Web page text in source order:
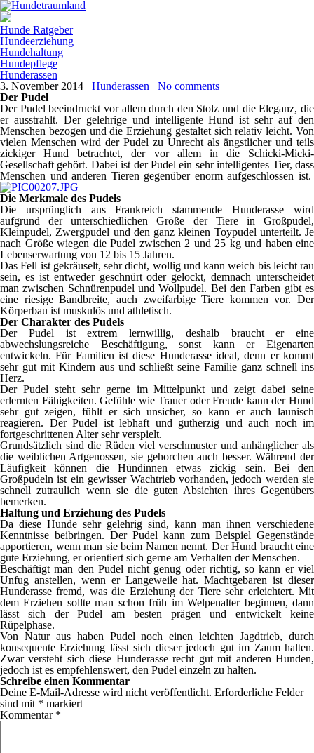
Hunde Ratgeber
Hundeerziehung
Hundehaltung
Hundepflege
Hunderassen
3. November 2014
Hunderassen
No comments
Der Pudel
Der Pudel beeindruckt vor allem durch den Stolz und die Eleganz, die
er ausstrahlt. Der gelehrige und intelligente Hund ist sehr auf den
Menschen bezogen und die Erziehung gestaltet sich relativ leicht. Von
vielen Menschen wird der Pudel zu Unrecht als ängstlicher und teils
zickiger Hund betrachtet, der vor allem in die Schicki-Micki-
Gesellschaft gehört. Dabei ist der Pudel ein sehr intelligentes Tier, dass
Menschen und anderen Tieren gegenüber enorm aufgeschlossen ist.
Die Merkmale des Pudels
Die ursprünglich aus Frankreich stammende Hunderasse wird
aufgrund der unterschiedlichen Größe der Tiere in Großpudel,
Kleinpudel, Zwergpudel und den ganz kleinen Toypudel unterteilt. Je
nach Größe wiegen die Pudel zwischen 2 und 25 kg und haben eine
Lebenserwartung von 12 bis 15 Jahren.
Das Fell ist gekräuselt, sehr dicht, wollig und kann weich bis leicht rau
sein, es ist entweder geschnürt oder gelockt, demnach unterscheidet
man zwischen Schnürenpudel und Wollpudel. Bei den Farben gibt es
eine riesige Bandbreite, auch zweifarbige Tiere kommen vor. Der
Körperbau ist muskulös und athletisch.
Der Charakter des Pudels
Der Pudel ist extrem lernwillig, deshalb braucht er eine
abwechslungsreiche Beschäftigung, sonst kann er Eigenarten
entwickeln. Für Familien ist diese Hunderasse ideal, denn er kommt
sehr gut mit Kindern aus und schließt seine Familie ganz schnell ins
Herz.
Der Pudel steht sehr gerne im Mittelpunkt und zeigt dabei seine
erlernten Fähigkeiten. Gefühle wie Trauer oder Freude kann der Hund
sehr gut zeigen, fühlt er sich unsicher, so kann er auch launisch
reagieren. Der Pudel ist lebhaft und gutherzig und auch noch im
fortgeschrittenen Alter sehr verspielt.
Grundsätzlich sind die Rüden viel verschmuster und anhänglicher als
die weiblichen Artgenossen, sie gehorchen auch besser. Während der
Läufigkeit können die Hündinnen etwas zickig sein. Bei den
Großpudeln ist ein gewisser Wachtrieb vorhanden, jedoch werden sie
schnell zutraulich wenn sie die guten Absichten ihres Gegenübers
bemerken.
Haltung und Erziehung des Pudels
Da diese Hunde sehr gelehrig sind, kann man ihnen verschiedene
Kenntnisse beibringen. Der Pudel kann zum Beispiel Gegenstände
apportieren, wenn man sie beim Namen nennt. Der Hund braucht eine
gute Erziehung, er orientiert sich gerne am Verhalten der Menschen.
Beschäftigt man den Pudel nicht genug oder richtig, so kann er viel
Unfug anstellen, wenn er Langeweile hat. Machtgebaren ist dieser
Hunderasse fremd, was die Erziehung der Tiere sehr erleichtert. Mit
dem Erziehen sollte man schon früh im Welpenalter beginnen, dann
lässt sich der Pudel am besten prägen und entwickelt keine
Rüpelphase.
Von Natur aus haben Pudel noch einen leichten Jagdtrieb, durch
konsequente Erziehung lässt sich dieser jedoch gut im Zaum halten.
Zwar versteht sich diese Hunderasse recht gut mit anderen Hunden,
jedoch ist es empfehlenswert, den Pudel einzeln zu halten.
Schreibe einen Kommentar
Deine E-Mail-Adresse wird nicht veröffentlicht. Erforderliche Felder
sind mit * markiert
Kommentar *